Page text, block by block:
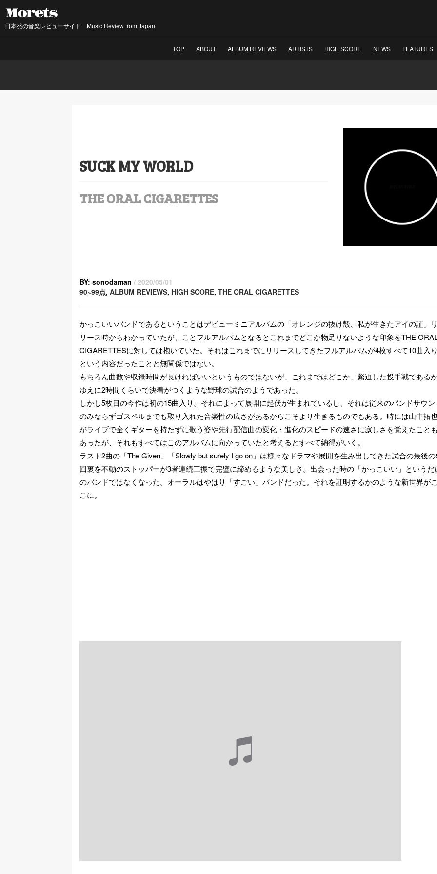
日本発の音楽レビューサイト Music Review from Japan
TOP ABOUT ALBUM REVIEWS ARTISTS HIGH SCORE NEWS FEATURES
SUCK MY WORLD
THE ORAL CIGARETTES
BY: sonodaman / 2020/05/01
90~99点, ALBUM REVIEWS, HIGH SCORE, THE ORAL CIGARETTES
かっこいいバンドであるということはデビューミニアルバムの「オレンジの抜け殻、私が生きたアイの証」リ
リース時からわかっていたが、ことフルアルバムとなるとこれまでどこか物足りないような印象をTHE
CIGARETTESに対しては抱いていた。それはこれまでにリリースしてきたフルアルバムが4枚すべて10曲入り
という内容だったことと無関係ではない。
もちろん曲数や収録時間が長ければいいというものではないが、これまではどこか、緊迫した投手戦である
ゆえに2時間くらいで決着がつくような野球の試合のようであった。
しかし5枚目の今作は初の15曲入り。それによって展開に起伏が生まれているし、それは従来のバンドサウン
のみならずゴスペルまでも取り入れた音楽性の広さがあるからこそより生きるものでもある。時には山中拓
がライブで全くギターを持たずに歌う姿や先行配信曲の変化・進化のスピードの速さに寂しさを覚えたことも
あったが、それもすべてはこのアルバムに向かっていたと考えるとすべて納得がいく。
ラスト2曲の「The Given」「Slowly but surely I go on」は様々なドラマや展開を生み出してきた試合の最後
回裏を不動のストッパーが3者連続三振で完璧に締めるような美しさ。出会った時の「かっこいい」というだ
のバンドではなくなった。オーラルはやはり「すごい」バンドだった。それを証明するかのような新世界がこ
こに。